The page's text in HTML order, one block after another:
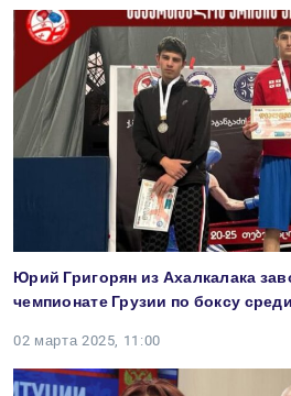
Юрий Григорян из Ахалкалака
чемпионате Грузии по боксу
02 марта 2025, 11:00